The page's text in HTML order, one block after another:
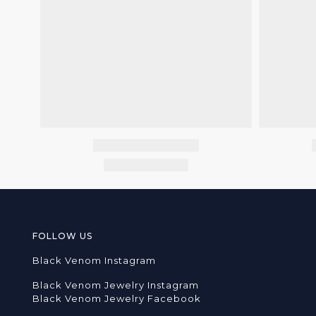
FOLLOW US
Black Venom Instagram
Black Venom Jewelry Instagram
Black Venom Jewelry Facebook